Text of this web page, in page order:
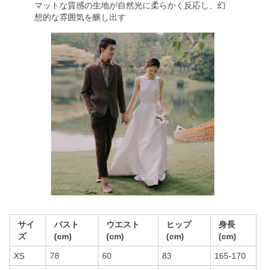
マットな質感の生地が自然光に柔らかく反応し、幻
想的な雰囲気を醸し出す
サイ
ズ
バスト
(cm)
ウエスト
(cm)
ヒップ
(cm)
身長
(cm)
XS 78 60 83 165-170